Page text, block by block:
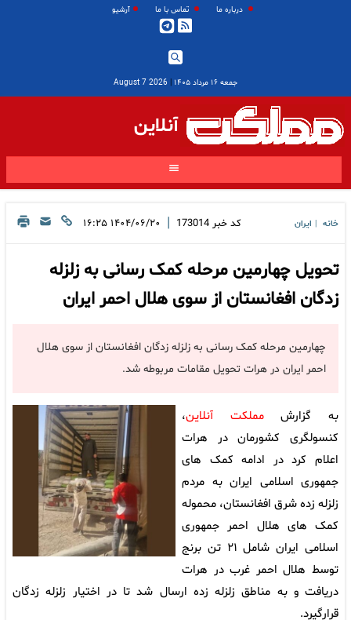
درباره ما تماس با ما آرشیو
جمعه ۱۶ مرداد ۱۴۰۵ |
2026 August 7
آنلاین
خانه ایران کد خبر 173014
| ۱۴۰۴/۰۶/۲۰ ۱۶:۲۵
تحویل چهارمین مرحله کمک رسانی به زلزله
زدگان افغانستان از سوی هلال احمر ایران
چهارمین مرحله کمک رسانی به زلزله زدگان افغانستان از سوی هلال
احمر ایران در هرات تحویل مقامات مربوطه شد.
به گزارشمملکت آنلاین،
کنسولگری کشورمان در هرات
اعلام کرد در ادامه کمک های
جمهوری اسلامی ایران به مردم
زلزله زده شرق افغانستان، محموله
کمک های هلال احمر جمهوری
اسلامی ایران شامل ۲۱ تن برنج
توسط هلال احمر غرب در هرات
دریافت و به مناطق زلزله زده ارسال شد تا در اختیار زلزله زدگان
قرارگیرد.